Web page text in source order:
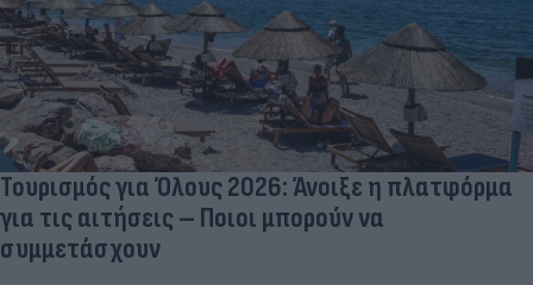
Τουρισμός για Όλους 2026: Άνοιξε η πλατφόρμα
για τις αιτήσεις – Ποιοι μπορούν να
συμμετάσχουν